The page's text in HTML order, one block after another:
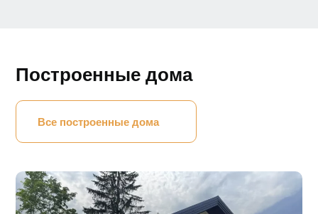
Построенные дома
Все построенные дома